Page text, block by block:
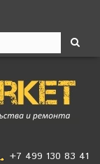
+7 499 130 83 41